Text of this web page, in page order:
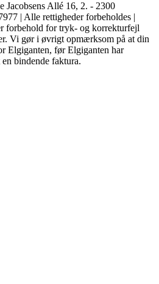
Allé 16, 2. - 2300
| Alle rettigheder forbeholdes |
forbehold for tryk- og korrekturfejl
Vi gør i øvrigt opmærksom på at din
Elgiganten, før Elgiganten har
bindende faktura.